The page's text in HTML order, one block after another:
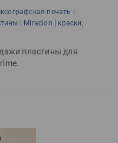
печать |
| Miraclon |
краски,
пластины для